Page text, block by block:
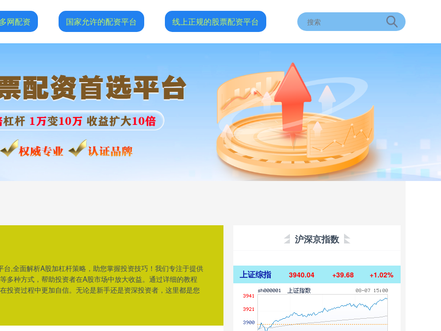
网配资 国家允许的配资平台 线上正规的股票配资平台
,全面解析A股加杠杆策略，助您掌握投资技巧！我们专注于提供
多种方式，帮助投资者在A股市场中放大收益。通过详细的教程
投资过程中更加自信。无论是新手还是资深投资者，这里都是您
沪深京指数
上证综指 3940.04 +39.68 +1.02%